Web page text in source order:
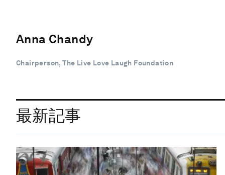
Anna Chandy
Chairperson, The Live Love Laugh Foundation
最新記事